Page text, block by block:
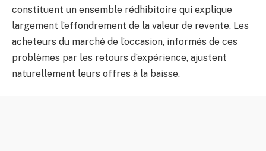
constituent un ensemble rédhibitoire qui explique
largement l’effondrement de la valeur de revente. Les
acheteurs du marché de l’occasion, informés de ces
problèmes par les retours d’expérience, ajustent
naturellement leurs offres à la baisse.